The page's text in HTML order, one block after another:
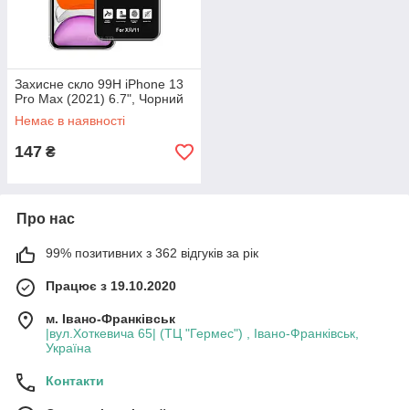
Захисне скло 99H iPhone 13
Pro Max (2021) 6.7", Чорний
Немає в наявності
147 ₴
Про нас
99% позитивних з 362 відгуків за рік
Працює з 19.10.2020
м. Івано-Франківськ
|вул.Хоткевича 65| (ТЦ "Гермес") , Івано-Франківськ,
Україна
Контакти